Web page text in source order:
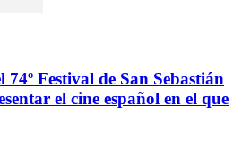
Festival de San Sebastián
el cine español en el que